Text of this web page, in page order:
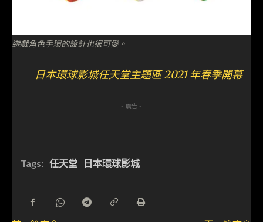
遊戲角色手環的設計也很可愛。
日本環球影城任天堂主題區 2021 年春季開幕
- 廣告 -
Tags: 任天堂 日本環球影城